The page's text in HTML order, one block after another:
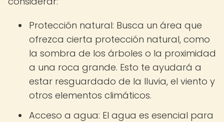
Protección natural: Busca un área que
ofrezca cierta protección natural, como
la sombra de los árboles o la proximidad
a una roca grande. Esto te ayudará a
estar resguardado de la lluvia, el viento y
otros elementos climáticos.
Acceso a agua: El agua es esencial para